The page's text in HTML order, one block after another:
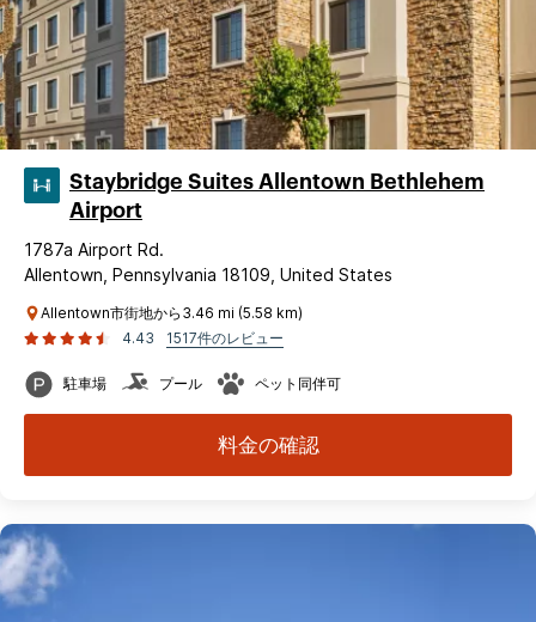
Staybridge Suites Allentown Bethlehem
Airport
1787a Airport Rd.
Allentown, Pennsylvania 18109, United States
Allentown市街地から3.46 mi (5.58 km)
4.43
1517件のレビュー
駐車場 プール ペット同伴可
料金の確認